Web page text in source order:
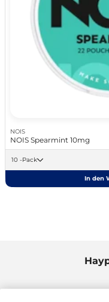
NOIS
NOIS Spearmint 10mg
10 -Pack
In den